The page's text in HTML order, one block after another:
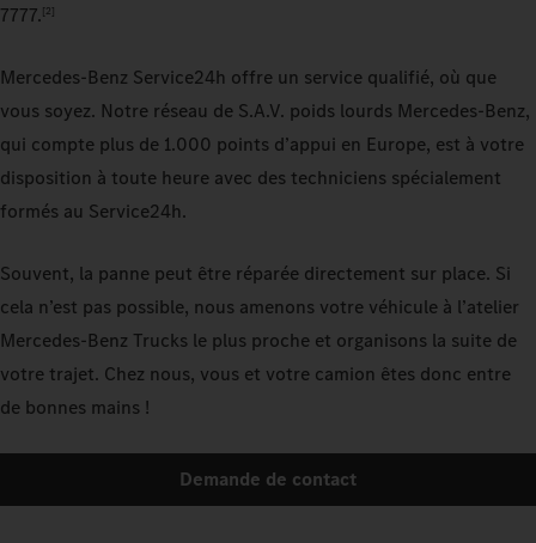
7777.[2]
Mercedes-Benz Service24h offre un service qualifié, où que
vous soyez. Notre réseau de S.A.V. poids lourds Mercedes-Benz,
qui compte plus de 1.000 points d’appui en Europe, est à votre
disposition à toute heure avec des techniciens spécialement
formés au Service24h.
Souvent, la panne peut être réparée directement sur place. Si
cela n’est pas possible, nous amenons votre véhicule à l’atelier
Mercedes-Benz Trucks le plus proche et organisons la suite de
votre trajet. Chez nous, vous et votre camion êtes donc entre
de bonnes mains !
Demande de contact